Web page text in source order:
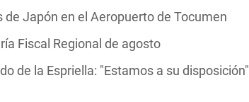
Japón en el Aeropuerto de Tocumen
Fiscal Regional de agosto
de la Espriella: "Estamos a su disposición"